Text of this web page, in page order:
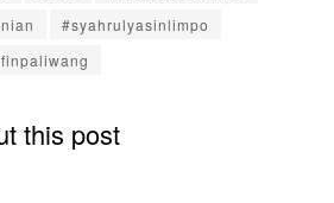
#syahrulyasinlimpo
this post